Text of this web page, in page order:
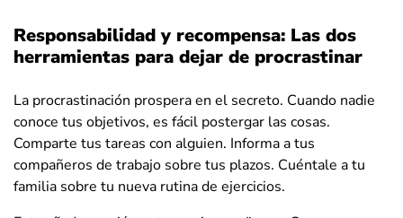
Responsabilidad y recompensa: Las dos
herramientas para dejar de procrastinar
La procrastinación prospera en el secreto. Cuando nadie
conoce tus objetivos, es fácil postergar las cosas.
Comparte tus tareas con alguien. Informa a tus
compañeros de trabajo sobre tus plazos. Cuéntale a tu
familia sobre tu nueva rutina de ejercicios.